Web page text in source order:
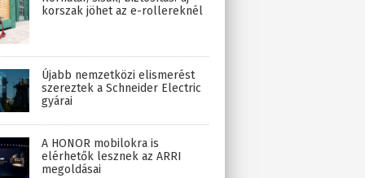
korszak jöhet az e-rollereknél
Újabb nemzetközi elismerést
szereztek a Schneider Electric
gyárai
A HONOR mobilokra is
elérhetők lesznek az ARRI
megoldásai